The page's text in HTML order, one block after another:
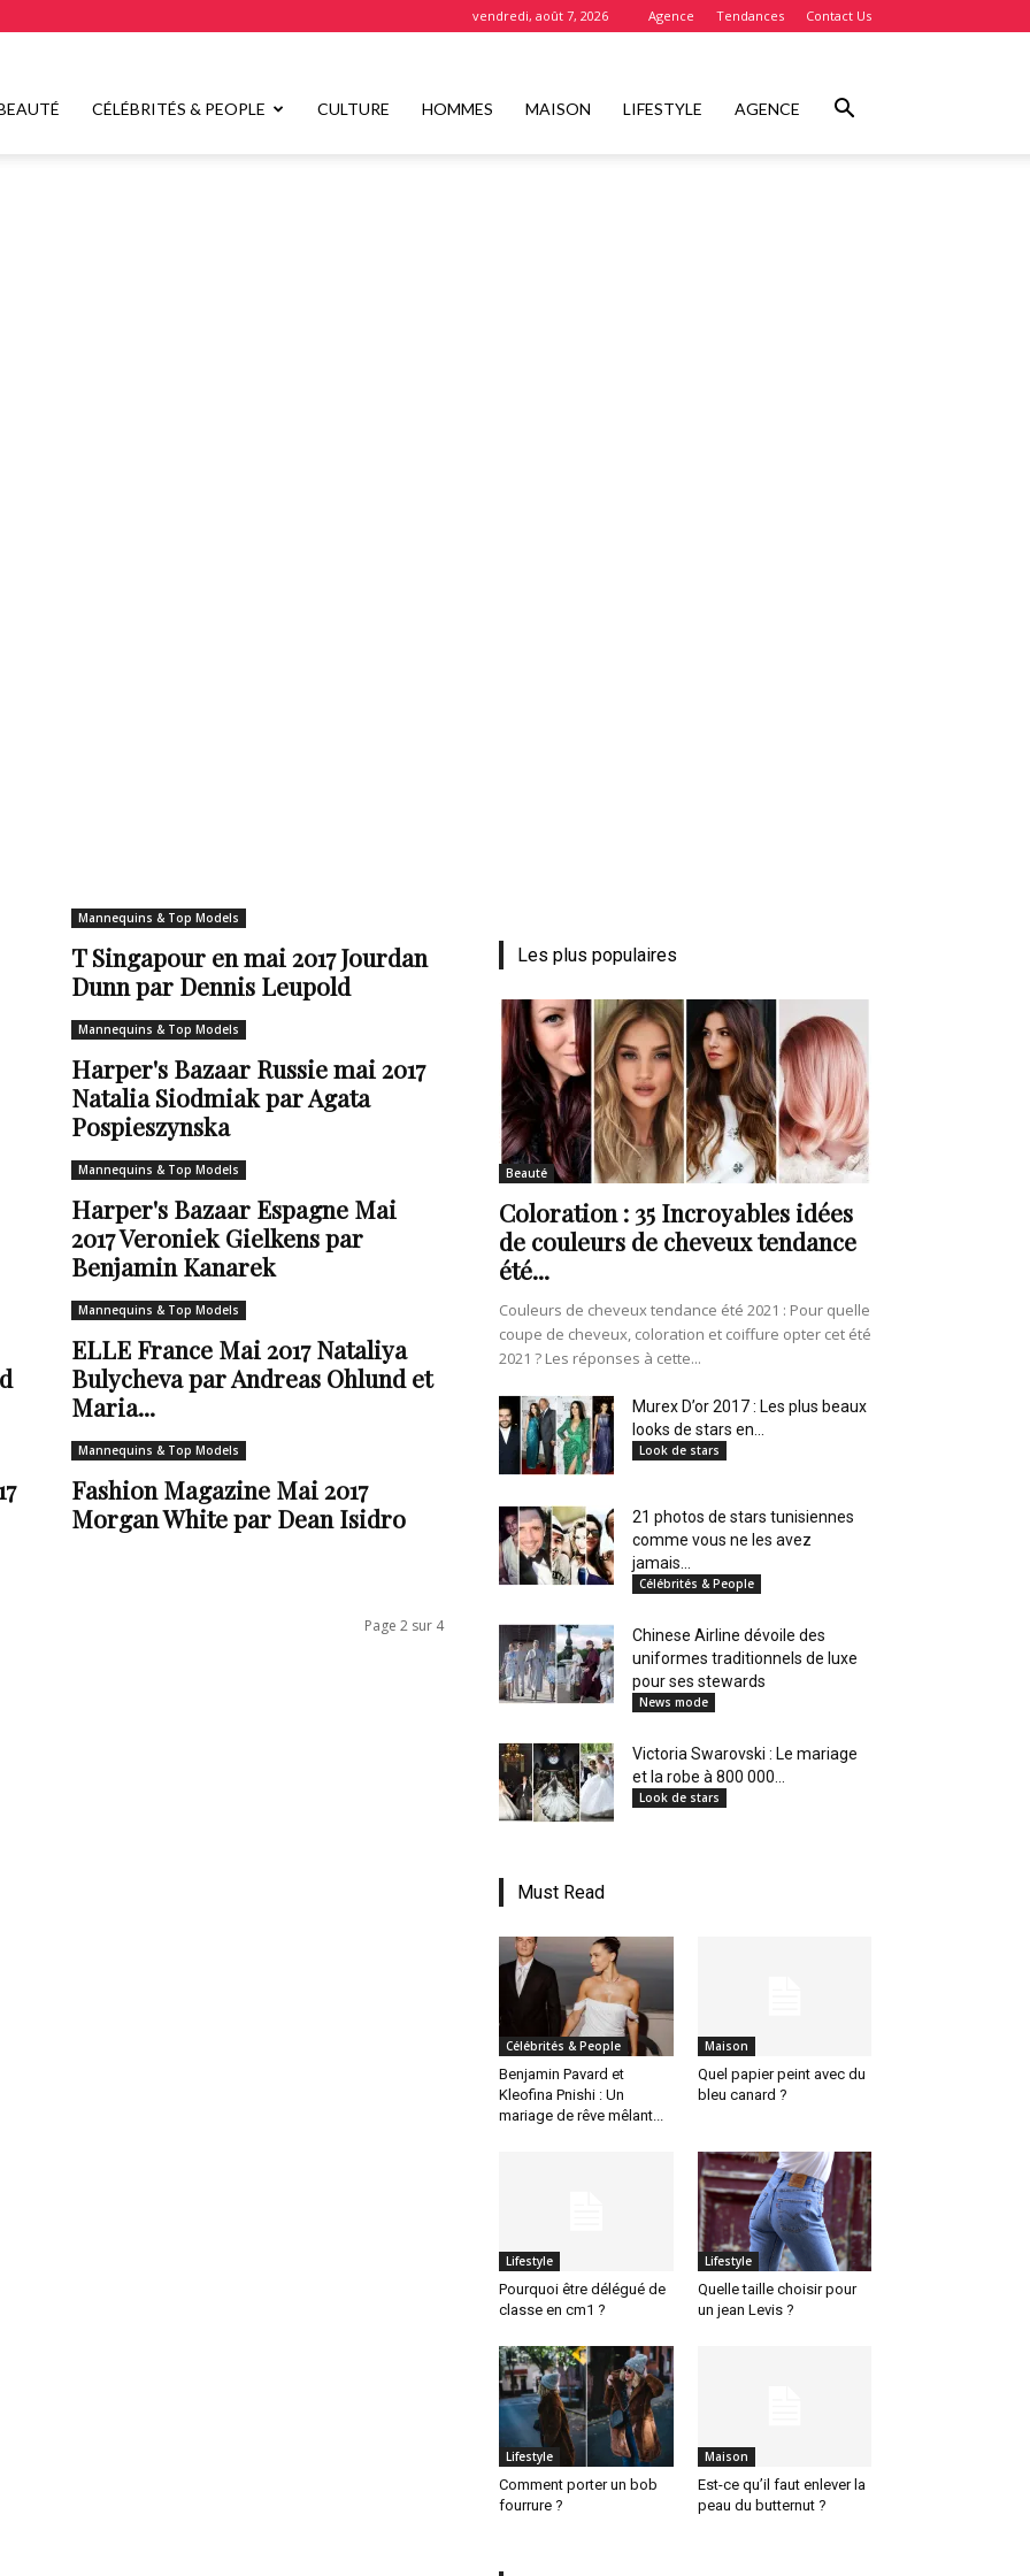
vendredi, août 7, 2026 Agence Tendances Contact Us
CÉLÉBRITÉS & PEOPLE CULTURE HOMMES MAISON LIFESTYLE AGENCE
Mannequins & Top Models
T Singapour en mai 2017 Jourdan
Dunn par Dennis Leupold
Mannequins & Top Models
Harper's Bazaar Russie mai 2017
Natalia Siodmiak par Agata
Pospieszynska
Mannequins & Top Models
Harper's Bazaar Espagne Mai
2017 Veroniek Gielkens par
Benjamin Kanarek
Mannequins & Top Models
ELLE France Mai 2017 Nataliya
Bulycheva par Andreas Ohlund et
Maria...
Mannequins & Top Models
Fashion Magazine Mai 2017
Morgan White par Dean Isidro
Page 2 sur 4
Les plus populaires
Beauté
Coloration : 35 Incroyables idées
de couleurs de cheveux tendance
été...
Couleurs de cheveux tendance été 2021 : Pour quelle
coupe de cheveux, coloration et coiffure opter cet été
2021 ? Les réponses à cette...
Murex D’or 2017 : Les plus beaux
looks de stars en...
Look de stars
21 photos de stars tunisiennes
comme vous ne les avez
jamais...
Célébrités & People
Chinese Airline dévoile des
uniformes traditionnels de luxe
pour ses stewards
News mode
Victoria Swarovski : Le mariage
et la robe à 800 000...
Look de stars
Must Read
Célébrités & People
Benjamin Pavard et
Kleofina Pnishi : Un
mariage de rêve mêlant...
Maison
Quel papier peint avec du
bleu canard ?
Lifestyle
Pourquoi être délégué de
classe en cm1 ?
Lifestyle
Quelle taille choisir pour
un jean Levis ?
Lifestyle
Comment porter un bob
fourrure ?
Maison
Est-ce qu’il faut enlever la
peau du butternut ?